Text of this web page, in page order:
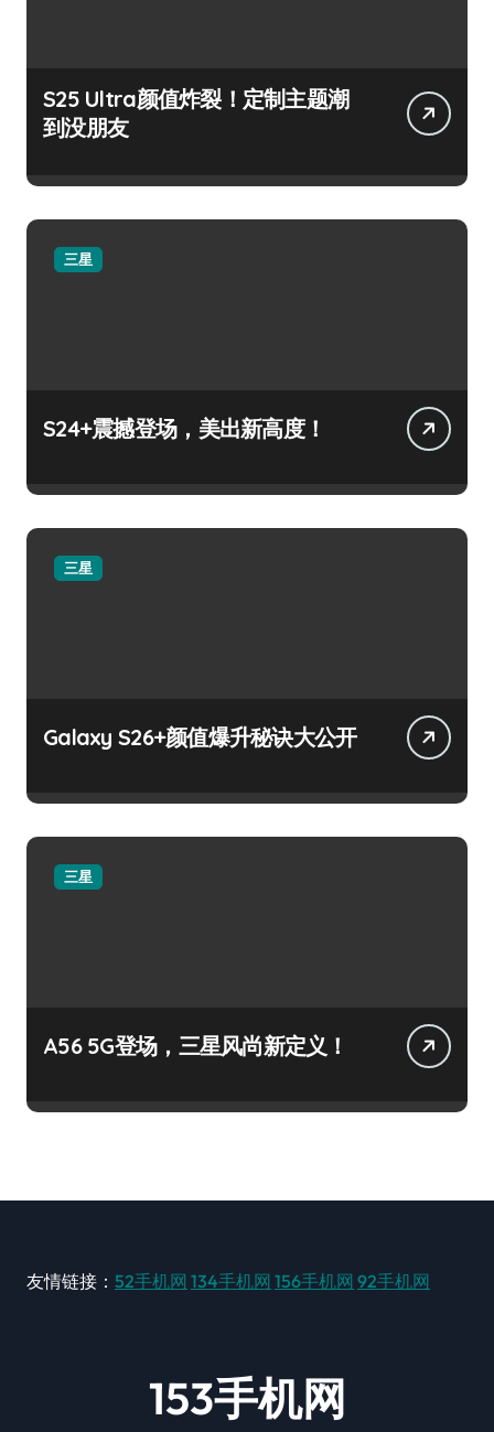
S25 Ultra颜值炸裂！定制主题潮
到没朋友
三星
S24+震撼登场，美出新高度！
三星
Galaxy S26+颜值爆升秘诀大公开
三星
A56 5G登场，三星风尚新定义！
友情链接： 52手机网 134手机网 156手机网 92手机网
153手机网